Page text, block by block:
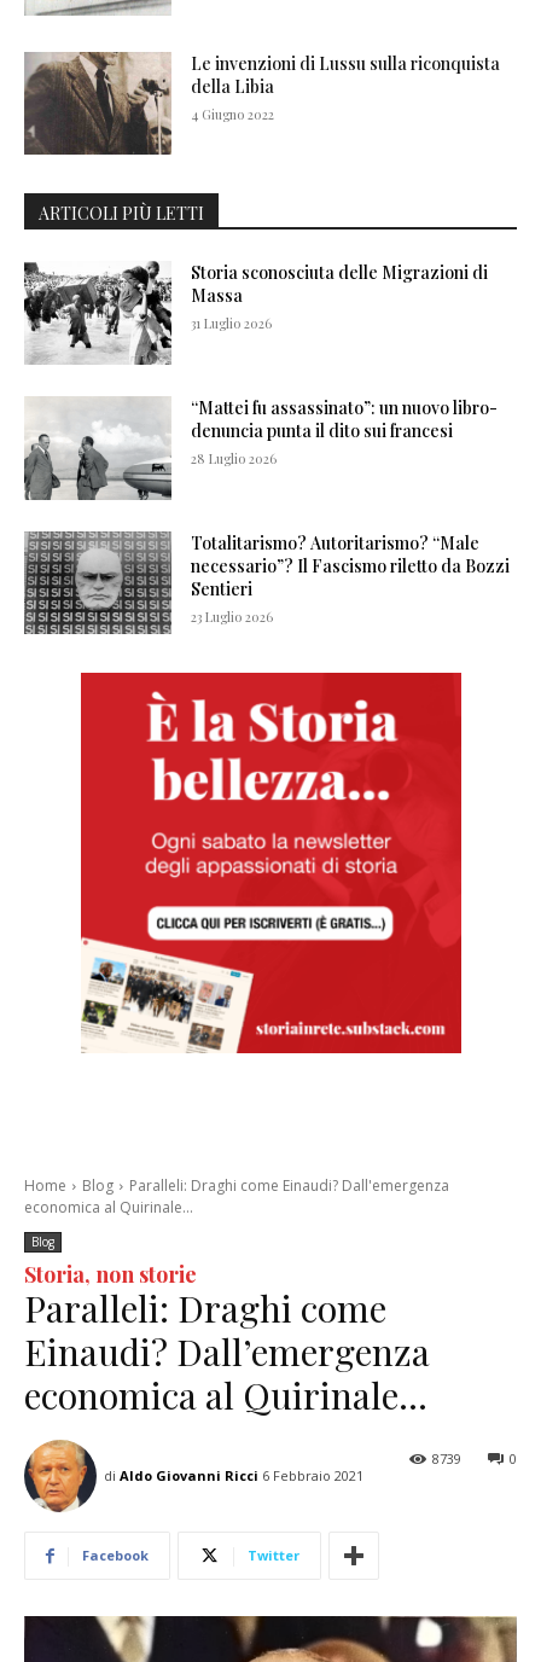
Le invenzioni di Lussu sulla riconquista
della Libia
4 Giugno 2022
ARTICOLI PIÙ LETTI
Storia sconosciuta delle Migrazioni di
Massa
31 Luglio 2026
“Mattei fu assassinato”: un nuovo libro-
denuncia punta il dito sui francesi
28 Luglio 2026
Totalitarismo? Autoritarismo? “Male
necessario”? Il Fascismo riletto da Bozzi
Sentieri
23 Luglio 2026